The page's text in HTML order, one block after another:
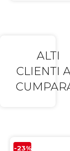
ALTI
CLIENTI
-23%